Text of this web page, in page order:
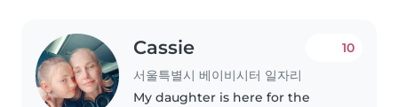
Cassie
서울특별시 베이비시터 일자리
10
My daughter is here for the